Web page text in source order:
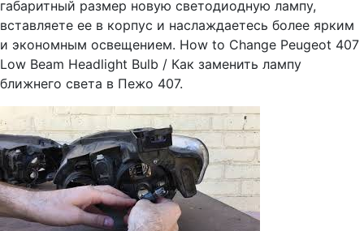
габаритный размер новую светодиодную лампу,
вставляете ее в корпус и наслаждаетесь более ярким
и экономным освещением. How to Change Peugeot 407
Low Beam Headlight Bulb / Как заменить лампу
ближнего света в Пежо 407.